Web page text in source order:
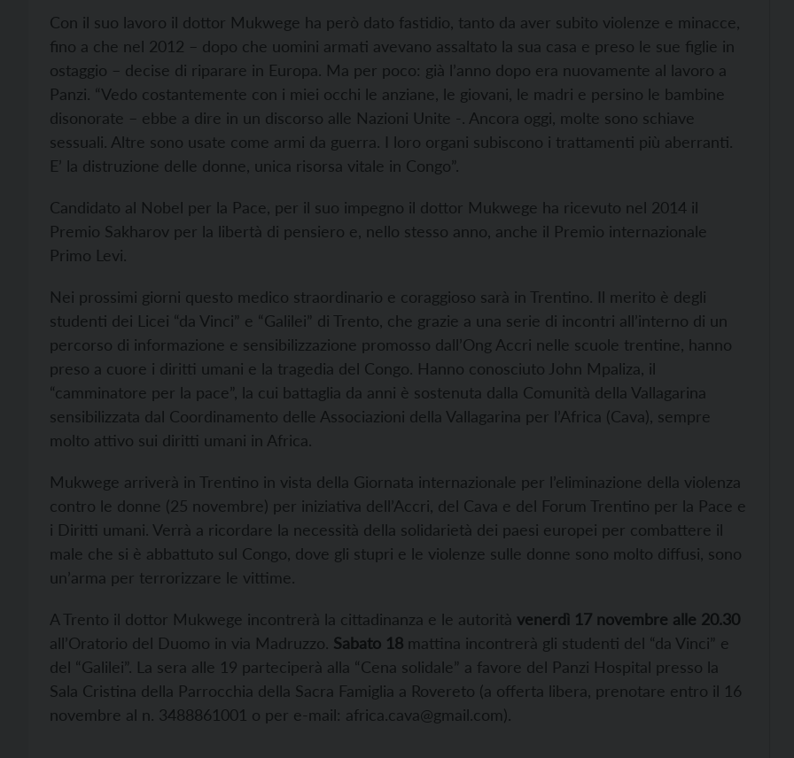
Con il suo lavoro il dottor Mukwege ha però dato fastidio, tanto da aver subito violenze e minacce,
fino a che nel 2012 – dopo che uomini armati avevano assaltato la sua casa e preso le sue figlie in
ostaggio – decise di riparare in Europa. Ma per poco: già l’anno dopo era nuovamente al lavoro a
Panzi. “Vedo costantemente con i miei occhi le anziane, le giovani, le madri e persino le bambine
disonorate – ebbe a dire in un discorso alle Nazioni Unite -. Ancora oggi, molte sono schiave
sessuali. Altre sono usate come armi da guerra. I loro organi subiscono i trattamenti più aberranti.
E’ la distruzione delle donne, unica risorsa vitale in Congo”.
Candidato al Nobel per la Pace, per il suo impegno il dottor Mukwege ha ricevuto nel 2014 il
Premio Sakharov per la libertà di pensiero e, nello stesso anno, anche il Premio internazionale
Primo Levi.
Nei prossimi giorni questo medico straordinario e coraggioso sarà in Trentino. Il merito è degli
studenti dei Licei “da Vinci” e “Galilei” di Trento, che grazie a una serie di incontri all’interno di un
percorso di informazione e sensibilizzazione promosso dall’Ong Accri nelle scuole trentine, hanno
preso a cuore i diritti umani e la tragedia del Congo. Hanno conosciuto John Mpaliza, il
“camminatore per la pace”, la cui battaglia da anni è sostenuta dalla Comunità della Vallagarina
sensibilizzata dal Coordinamento delle Associazioni della Vallagarina per l’Africa (Cava), sempre
molto attivo sui diritti umani in Africa.
Mukwege arriverà in Trentino in vista della Giornata internazionale per l’eliminazione della violenza
contro le donne (25 novembre) per iniziativa dell’Accri, del Cava e del Forum Trentino per la Pace e
i Diritti umani. Verrà a ricordare la necessità della solidarietà dei paesi europei per combattere il
male che si è abbattuto sul Congo, dove gli stupri e le violenze sulle donne sono molto diffusi, sono
un’arma per terrorizzare le vittime.
A Trento il dottor Mukwege incontrerà la cittadinanza e le autorità venerdì 17 novembre alle 20.30
all’Oratorio del Duomo in via Madruzzo. Sabato 18 mattina incontrerà gli studenti del “da Vinci” e
del “Galilei”. La sera alle 19 parteciperà alla “Cena solidale” a favore del Panzi Hospital presso la
Sala Cristina della Parrocchia della Sacra Famiglia a Rovereto (a offerta libera, prenotare entro il 16
novembre al n. 3488861001 o per e-mail: africa.cava@gmail.com).